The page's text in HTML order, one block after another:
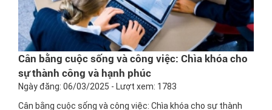
Cân bằng cuộc sống và công việc: Chìa khóa cho
sự thành công và hạnh phúc
Ngày đăng: 06/03/2025 - Lượt xem: 1783
Cân bằng cuộc sống và công việc: Chìa khóa cho sự thành